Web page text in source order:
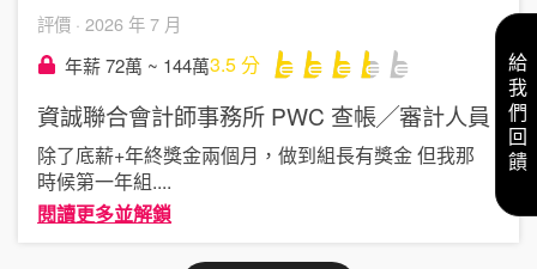
評價 · 2026 年 7 月
年薪 72萬 ~ 144萬3.5分
資誠聯合會計師事務所 PWC 查帳╱審計人員
除了底薪+年終獎金兩個月，做到組長有獎金 但我那
時候第一年組....
閱讀更多並解鎖
給我們回饋